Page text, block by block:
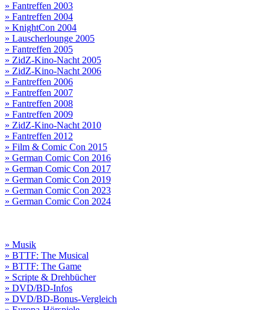
» Fantreffen 2003
» Fantreffen 2004
» KnightCon 2004
» Lauscherlounge 2005
» Fantreffen 2005
» ZidZ-Kino-Nacht 2005
» ZidZ-Kino-Nacht 2006
» Fantreffen 2006
» Fantreffen 2007
» Fantreffen 2008
» Fantreffen 2009
» ZidZ-Kino-Nacht 2010
» Fantreffen 2012
» Film & Comic Con 2015
» German Comic Con 2016
» German Comic Con 2017
» German Comic Con 2019
» German Comic Con 2023
» German Comic Con 2024
» Musik
» BTTF: The Musical
» BTTF: The Game
» Scripte & Drehbücher
» DVD/BD-Infos
» DVD/BD-Bonus-Vergleich